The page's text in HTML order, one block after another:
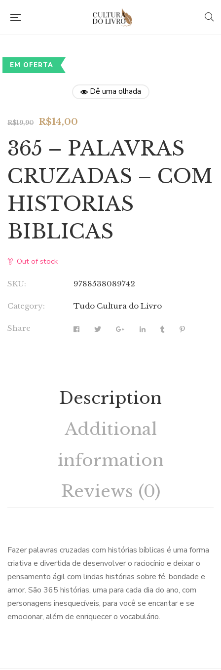
EM OFERTA
Dê uma olhada
R$19,90
Original
was:
R$14,00
is:
365 – PALAVRAS
CRUZADAS – COM
HISTORIAS
BIBLICAS
Out of stock
SKU: 9788538089742
Category: Tudo Cultura do Livro
Share
Description
Additional
information
Reviews (0)
Fazer palavras cruzadas com histórias bíblicas é uma forma
criativa e divertida de desenvolver o raciocínio e deixar o
pensamento ágil com lindas histórias sobre fé, bondade e
amor. São 365 histórias, uma para cada dia do ano, com
personagens inesquecíveis, para você se encantar e se
emocionar, além de enriquecer o vocabulário.